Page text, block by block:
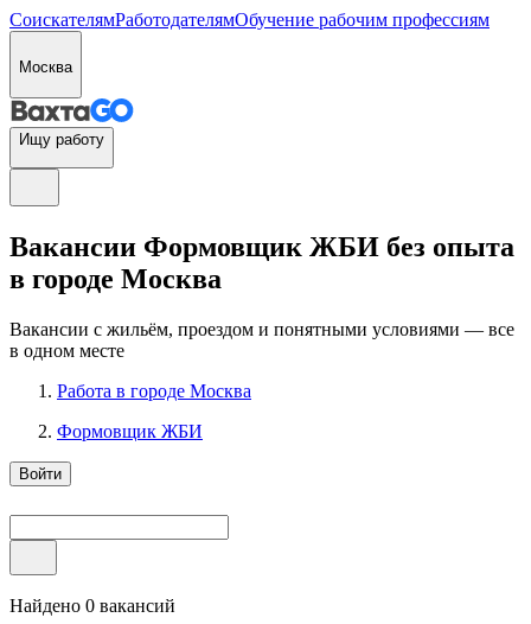
СоискателямРаботодателямОбучение рабочим профессиям
Москва
Ищу работу
Вакансии Формовщик ЖБИ без опыта
в городе Москва
Вакансии с жильём, проездом и понятными условиями — все
в одном месте
Работа в городе Москва
Формовщик ЖБИ
Войти
Найдено 0 вакансий